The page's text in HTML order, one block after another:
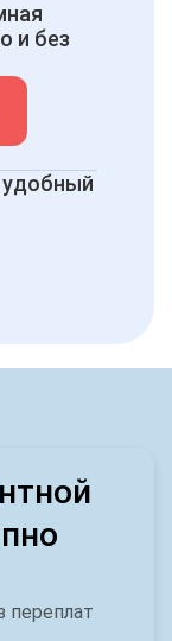
и без
переплат